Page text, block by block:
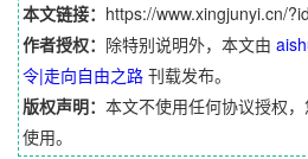
本文链接： https://www.xingjunyi.cn/
作者授权： 除特别说明外，本文由
令|走向自由之路 刊载发布。
版权声明： 本文不使用任何协议授权
使用。